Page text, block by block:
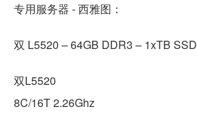
专用服务器 - 西雅图：
双 L5520 – 64GB DDR3 – 1xTB SSD
双L5520
8C/16T 2.26Ghz